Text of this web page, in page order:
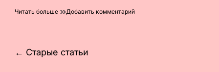
Читать больше Добавить комментарийк
Навигация
← Старые статьи